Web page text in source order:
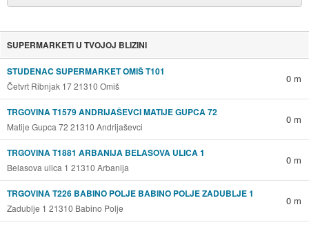
SUPERMARKETI U TVOJOJ BLIZINI
STUDENAC SUPERMARKET OMIŠ T101
Četvrt Ribnjak 17 21310 Omiš
0 m
TRGOVINA T1579 ANDRIJAŠEVCI MATIJE GUPCA 72
Matije Gupca 72 21310 Andrijaševci
0 m
TRGOVINA T1881 ARBANIJA BELASOVA ULICA 1
Belasova ulica 1 21310 Arbanija
0 m
TRGOVINA T226 BABINO POLJE BABINO POLJE ZADUBLJE 1
Zadublje 1 21310 Babino Polje
0 m